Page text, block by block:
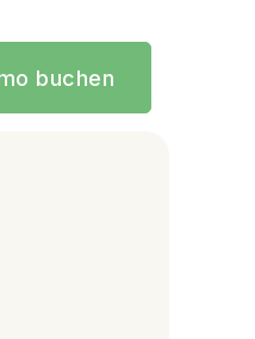
buchen